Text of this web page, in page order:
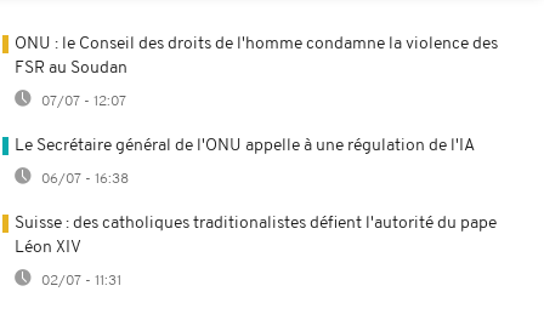
ONU : le Conseil des droits de l'homme condamne la violence des
FSR au Soudan
07/07 - 12:07
Le Secrétaire général de l'ONU appelle à une régulation de l'IA
06/07 - 16:38
Suisse : des catholiques traditionalistes défient l'autorité du pape
Léon XIV
02/07 - 11:31